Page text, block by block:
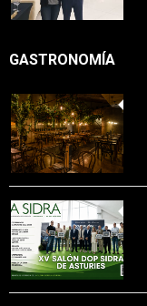
GASTRONOMÍA